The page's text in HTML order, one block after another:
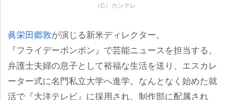
（C）カンテレ
眞栄田郷敦が演じる新米ディレクター。
『フライデーボンボン』で芸能ニュースを担当する。
弁護士夫婦の息子として裕福な生活を送り、エスカレ
ーター式に名門私立大学へ進学。なんとなく始めた就
活で『大洋テレビ』に採用され、制作部に配属され